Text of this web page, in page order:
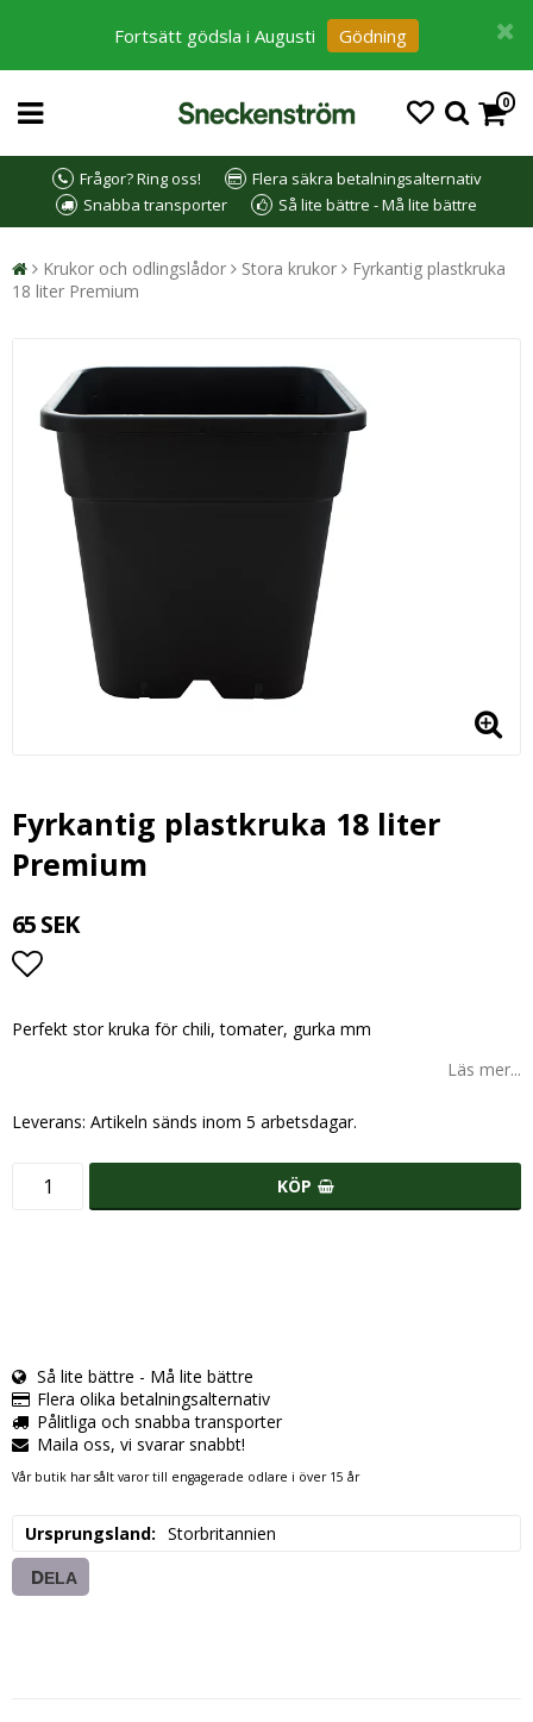
Fortsätt gödsla i Augusti Gödning
0
Frågor? Ring oss!
Flera säkra betalningsalternativ
Snabba transporter
Så lite bättre - Må lite bättre
Krukor och odlingslådor Stora krukor
Fyrkantig plastkruka
18 liter Premium
Fyrkantig plastkruka 18 liter
Premium
65 SEK
Perfekt stor kruka för chili, tomater, gurka mm
Läs mer...
Leverans: Artikeln sänds inom 5 arbetsdagar.
KÖP
Så lite bättre - Må lite bättre
Flera olika betalningsalternativ
Pålitliga och snabba transporter
Maila oss, vi svarar snabbt!
Vår butik har sålt varor till engagerade odlare i över 15 år
Ursprungsland Storbritannien
DELA